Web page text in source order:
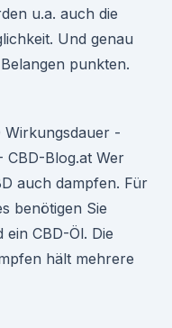
u.a. auch die
Und genau
punkten.
Wirkungsdauer -
CBD-Blog.at Wer
auch dampfen. Für
benötigen Sie
CBD-Öl. Die
hält mehrere